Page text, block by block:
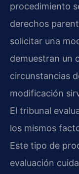
procedimiento
derechos
solicitar una
demuestran un
circunstancias
modificación
El tribunal
los mismos
Este tipo de
evaluación